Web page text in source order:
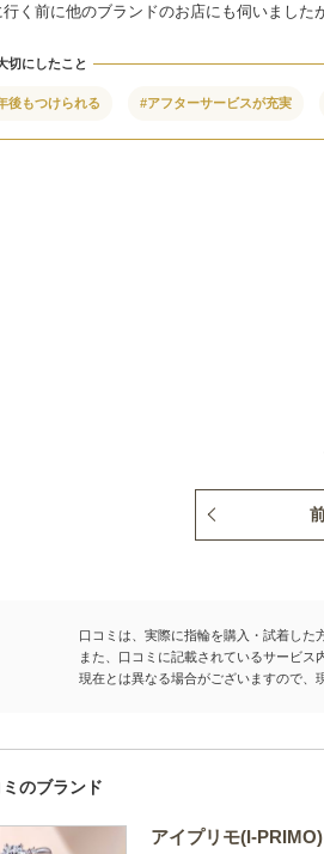
く前に他のブランドのお店にも伺いました
切にしたこと
後もつけられる #アフターサービスが充実
口コミは、実際に指輪を購入・試着した
また、口コミに記載されているサービス
現在とは異なる場合がございますので、
のブランド
アイプリモ(I-PRIMO)